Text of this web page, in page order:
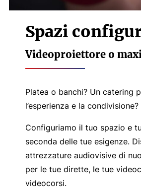
Spazi
Videoproiettore o
Platea o banchi? Un catering
l’esperienza e la condivisione?
Configuriamo il tuo spazio e
seconda delle tue esigenze.
attrezzature audiovisive di
per le tue dirette, le tue
videocorsi.